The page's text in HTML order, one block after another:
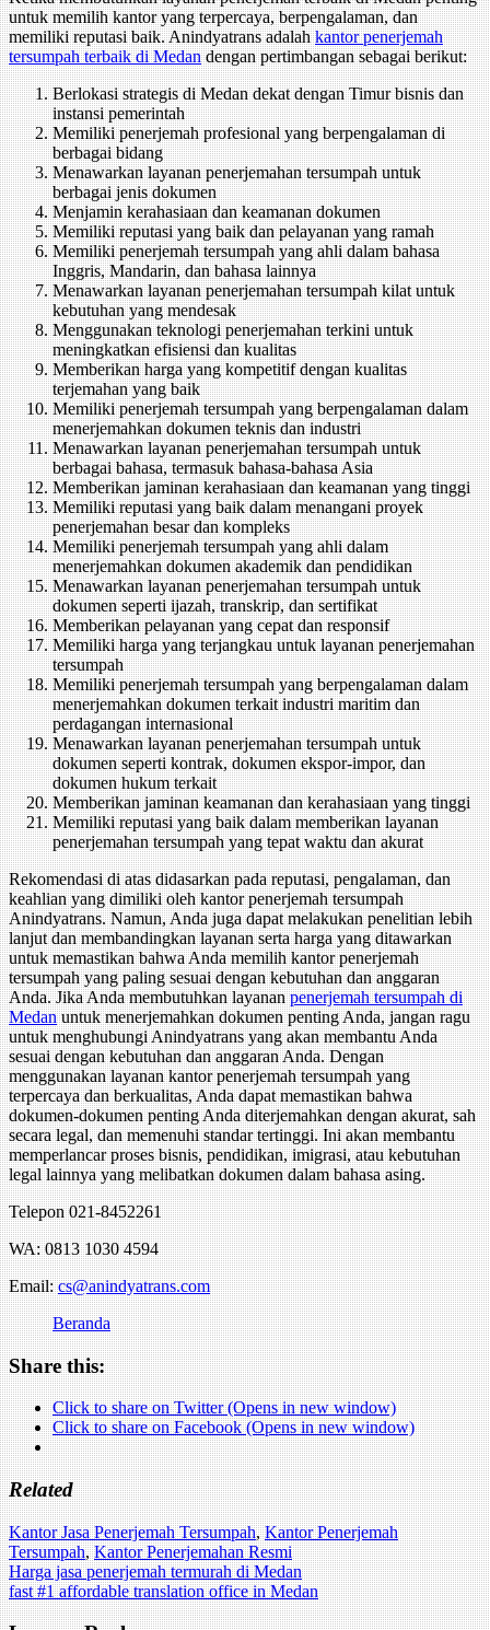
untuk memilih kantor yang terpercaya, berpengalaman, dan
memiliki reputasi baik. Anindyatrans adalahkantor penerjemah
tersumpah terbaik di Medandengan pertimbangan sebagai berikut:
Berlokasi strategis di Medan dekat dengan Timur bisnis dan
instansi pemerintah
Memiliki penerjemah profesional yang berpengalaman di
berbagai bidang
Menawarkan layanan penerjemahan tersumpah untuk
berbagai jenis dokumen
Menjamin kerahasiaan dan keamanan dokumen
Memiliki reputasi yang baik dan pelayanan yang ramah
Memiliki penerjemah tersumpah yang ahli dalam bahasa
Inggris, Mandarin, dan bahasa lainnya
Menawarkan layanan penerjemahan tersumpah kilat untuk
kebutuhan yang mendesak
Menggunakan teknologi penerjemahan terkini untuk
meningkatkan efisiensi dan kualitas
Memberikan harga yang kompetitif dengan kualitas
terjemahan yang baik
Memiliki penerjemah tersumpah yang berpengalaman dalam
menerjemahkan dokumen teknis dan industri
Menawarkan layanan penerjemahan tersumpah untuk
berbagai bahasa, termasuk bahasa-bahasa Asia
Memberikan jaminan kerahasiaan dan keamanan yang tinggi
Memiliki reputasi yang baik dalam menangani proyek
penerjemahan besar dan kompleks
Memiliki penerjemah tersumpah yang ahli dalam
menerjemahkan dokumen akademik dan pendidikan
Menawarkan layanan penerjemahan tersumpah untuk
dokumen seperti ijazah, transkrip, dan sertifikat
Memberikan pelayanan yang cepat dan responsif
Memiliki harga yang terjangkau untuk layanan penerjemahan
tersumpah
Memiliki penerjemah tersumpah yang berpengalaman dalam
menerjemahkan dokumen terkait industri maritim dan
perdagangan internasional
Menawarkan layanan penerjemahan tersumpah untuk
dokumen seperti kontrak, dokumen ekspor-impor, dan
dokumen hukum terkait
Memberikan jaminan keamanan dan kerahasiaan yang tinggi
Memiliki reputasi yang baik dalam memberikan layanan
penerjemahan tersumpah yang tepat waktu dan akurat
Rekomendasi di atas didasarkan pada reputasi, pengalaman, dan
keahlian yang dimiliki oleh kantor penerjemah tersumpah
Anindyatrans. Namun, Anda juga dapat melakukan penelitian lebih
lanjut dan membandingkan layanan serta harga yang ditawarkan
untuk memastikan bahwa Anda memilih kantor penerjemah
tersumpah yang paling sesuai dengan kebutuhan dan anggaran
Anda. Jika Anda membutuhkan layananpenerjemah tersumpah di
Medanuntuk menerjemahkan dokumen penting Anda, jangan ragu
untuk menghubungi Anindyatrans yang akan membantu Anda
sesuai dengan kebutuhan dan anggaran Anda. Dengan
menggunakan layanan kantor penerjemah tersumpah yang
terpercaya dan berkualitas, Anda dapat memastikan bahwa
dokumen-dokumen penting Anda diterjemahkan dengan akurat, sah
secara legal, dan memenuhi standar tertinggi. Ini akan membantu
memperlancar proses bisnis, pendidikan, imigrasi, atau kebutuhan
legal lainnya yang melibatkan dokumen dalam bahasa asing.
Telepon 021-8452261
WA: 0813 1030 4594
Email:cs@anindyatrans.com
Beranda
Share this:
Click to share on Twitter (Opens in new window)
Click to share on Facebook (Opens in new window)
Related
Kantor Jasa Penerjemah Tersumpah,Kantor Penerjemah
Tersumpah,Kantor Penerjemahan Resmi
Post
navigation
Harga jasa penerjemah termurah di Medan
fast #1 affordable translation office in Medan